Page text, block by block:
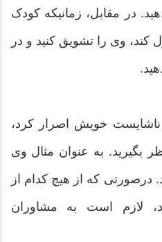
در مقابل، زمانیکه کودک
کند، وی را تشویق کنید و در
خویش اصرار کرد،
بگیرید. به عنوان مثال وی
درصورتی که از هیچ کدام از
لازم است به مشاوران